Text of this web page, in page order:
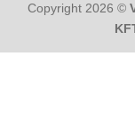
Copyright 2026 ©